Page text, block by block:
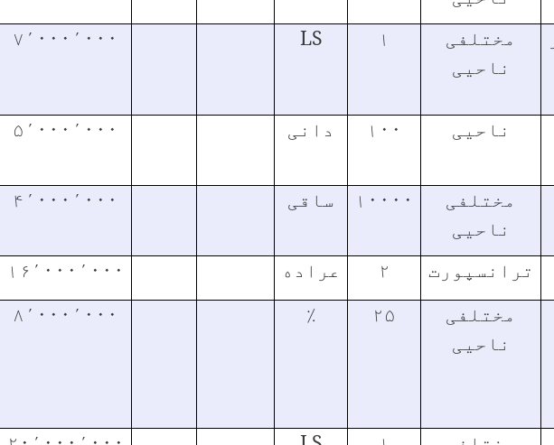
مختلفی
ناحیی
۱ LS ۷٬۰۰۰٬۰۰۰
ناحیی ۱۰۰ دانی ۵٬۰۰۰٬۰۰۰
مختلفی
ناحیی
۱۰۰۰۰ ساقی ۴٬۰۰۰٬۰۰۰
ترانسپورت ۲ عراده ۱۶٬۰۰۰٬۰۰۰
مختلفی
ناحیی
۲۵ ٪ ۸٬۰۰۰٬۰۰۰